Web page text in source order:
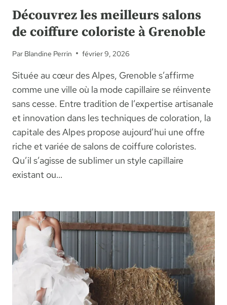
Découvrez les meilleurs salons
de coiffure coloriste à Grenoble
Par Blandine Perrin février 9, 2026
Située au cœur des Alpes, Grenoble s’affirme
comme une ville où la mode capillaire se réinvente
sans cesse. Entre tradition de l’expertise artisanale
et innovation dans les techniques de coloration, la
capitale des Alpes propose aujourd’hui une offre
riche et variée de salons de coiffure coloristes.
Qu’il s’agisse de sublimer un style capillaire
existant ou…